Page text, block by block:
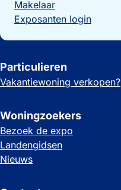
Makelaar
Exposanten login
Particulieren
Vakantiewoning verkopen?
Woningzoekers
Bezoek de expo
Landengidsen
Nieuws